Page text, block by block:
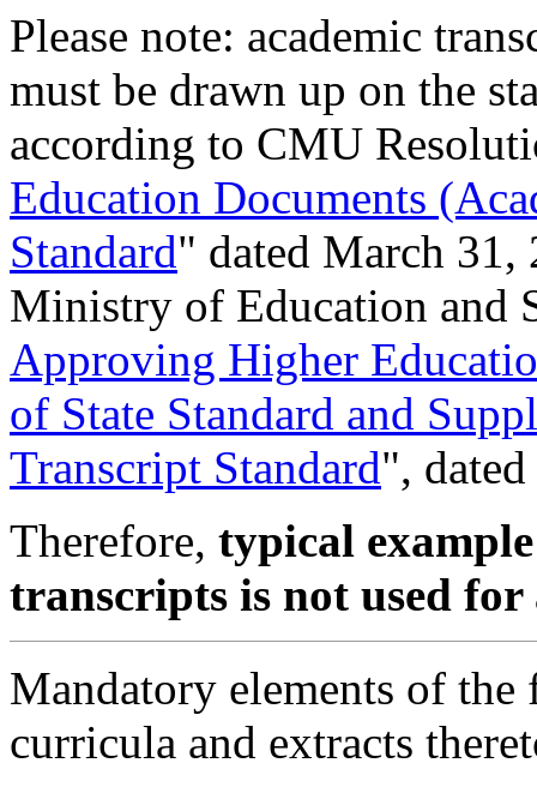
Please note: academic
must be drawn up on the
according to CMU
Education Documents
Standard" dated March 31,
Ministry of Education and
Approving Higher
of State Standard and
Transcript Standard",
Therefore, typical
transcripts is not used for
Mandatory elements of
curricula and extracts